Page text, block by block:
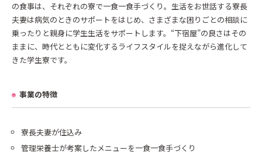
の食事は、それぞれの寮で一食一食手づくり。生活をお世話する寮長
夫妻は病気のときのサポートをはじめ、さまざまな困りごとの相談に
乗ったりと親身に学生生活をサポートします。“下宿屋”の良さはその
ままに、時代とともに変化するライフスタイルを捉えながら進化して
きた学生寮です。
事業の特徴
寮長夫妻が住込み
管理栄養士が考案したメニューを一食一食手づくり